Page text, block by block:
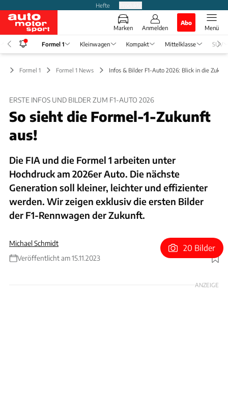
Hefte
Marken Anmelden
Abo
Menü
Formel 1 Kleinwagen Kompakt Mittelklasse SUV
Formel 1 Formel 1 News Infos & Bilder F1-Auto 2026: Blick in die
ERSTE INFOS UND BILDER ZUM F1-AUTO 2026
So sieht die Formel-1-Zukunft
aus!
Die FIA und die Formel 1 arbeiten unter
Hochdruck am 2026er Auto. Die nächste
Generation soll kleiner, leichter und effizienter
werden. Wir zeigen exklusiv die ersten Bilder
der F1-Rennwagen der Zukunft.
Michael Schmidt
Veröffentlicht am 15.11.2023
Foto: ams
20 Bilder
ANZEIGE